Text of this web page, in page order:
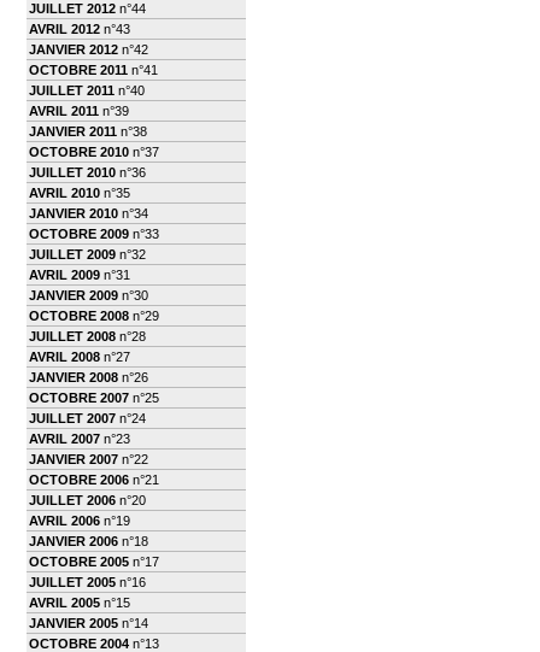
JUILLET 2012 n°44
AVRIL 2012 n°43
JANVIER 2012 n°42
OCTOBRE 2011 n°41
JUILLET 2011 n°40
AVRIL 2011 n°39
JANVIER 2011 n°38
OCTOBRE 2010 n°37
JUILLET 2010 n°36
AVRIL 2010 n°35
JANVIER 2010 n°34
OCTOBRE 2009 n°33
JUILLET 2009 n°32
AVRIL 2009 n°31
JANVIER 2009 n°30
OCTOBRE 2008 n°29
JUILLET 2008 n°28
AVRIL 2008 n°27
JANVIER 2008 n°26
OCTOBRE 2007 n°25
JUILLET 2007 n°24
AVRIL 2007 n°23
JANVIER 2007 n°22
OCTOBRE 2006 n°21
JUILLET 2006 n°20
AVRIL 2006 n°19
JANVIER 2006 n°18
OCTOBRE 2005 n°17
JUILLET 2005 n°16
AVRIL 2005 n°15
JANVIER 2005 n°14
OCTOBRE 2004 n°13